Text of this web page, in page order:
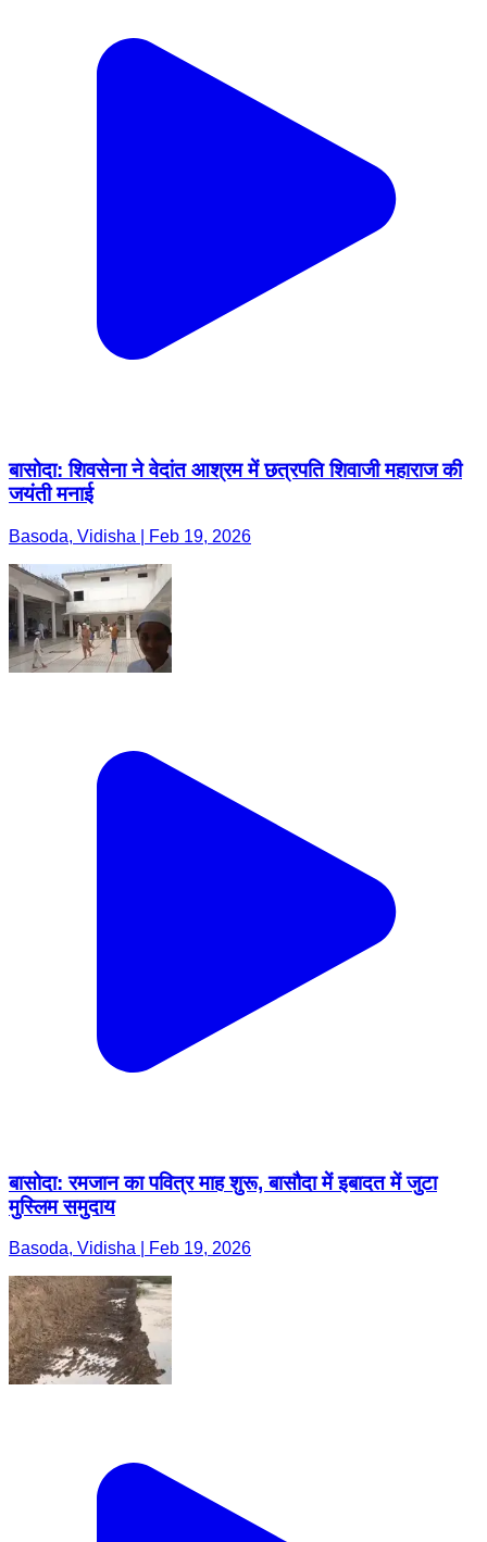
बासोदा: शिवसेना ने वेदांत आश्रम में छत्रपति शिवाजी महाराज की
जयंती मनाई
Basoda, Vidisha | Feb 19, 2026
बासोदा: रमजान का पवित्र माह शुरू, बासौदा में इबादत में जुटा
मुस्लिम समुदाय
Basoda, Vidisha | Feb 19, 2026